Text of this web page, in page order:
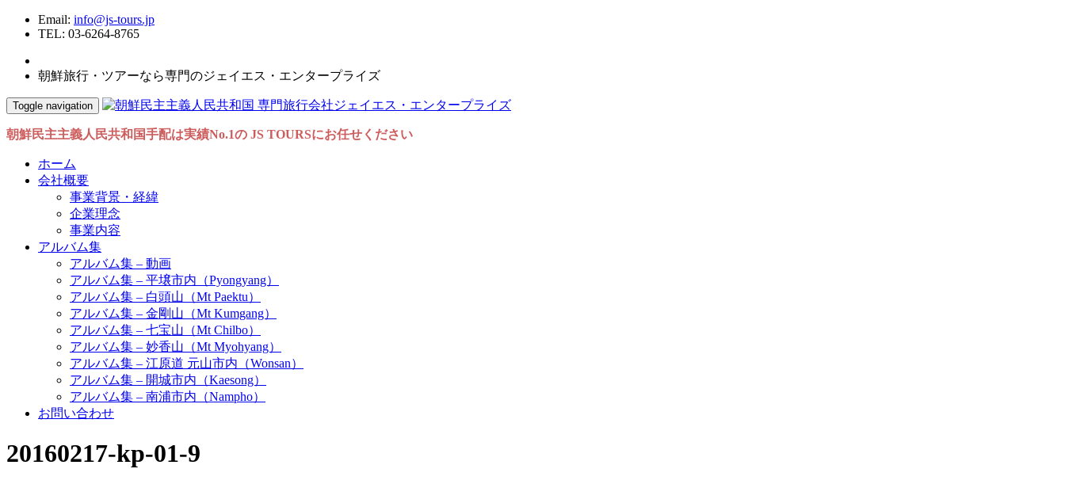
Email: info@js-tours.jp
TEL: 03-6264-8765
朝鮮旅行・ツアーなら専門のジェイエス・エンタープライズ
Toggle navigation
朝鮮民主主義人民共和国手配は実績No.1の JS TOURSにお任せください
ホーム
会社概要
事業背景・経緯
企業理念
事業内容
アルバム集
アルバム集 – 動画
アルバム集 – 平壌市内（Pyongyang）
アルバム集 – 白頭山（Mt Paektu）
アルバム集 – 金剛山（Mt Kumgang）
アルバム集 – 七宝山（Mt Chilbo）
アルバム集 – 妙香山（Mt Myohyang）
アルバム集 – 江原道 元山市内（Wonsan）
アルバム集 – 開城市内（Kaesong）
アルバム集 – 南浦市内（Nampho）
お問い合わせ
20160217-kp-01-9